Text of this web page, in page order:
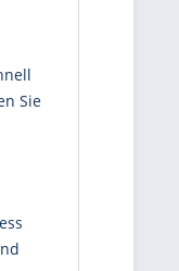
Sie